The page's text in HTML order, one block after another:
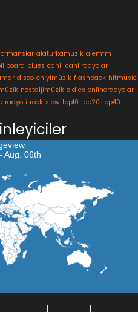
alaturkamüzik alemfm
blues canlı canlıradyolar
disco eniyimüzik flashback hitmusic
nostaljimüzik oldies onlineradyolar
radyoti rock slow top10 top20 top40
Aug. 06th